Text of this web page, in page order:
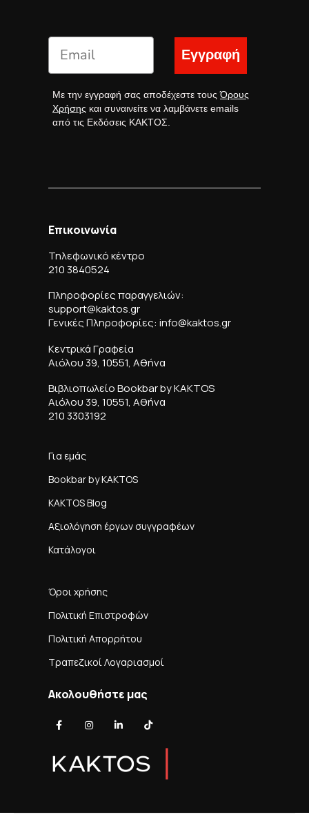
Εγγραφή
Με την εγγραφή σας αποδέχεστε τουςΌρους
Χρήσης και συναινείτε να λαμβάνετε emails
από τις Εκδόσεις ΚΑΚΤΟΣ.
Επικοινωνία
Τηλεφωνικό κέντρο
210 3840524
Πληροφορίες παραγγελιών:
support@kaktos.gr
Γενικές Πληροφορίες: info@kaktos.gr
Κεντρικά Γραφεία
Αιόλου 39, 10551, Αθήνα
Βιβλιοπωλείο Bookbar by KAKTOS
Αιόλου 39, 10551, Αθήνα
210 3303192
Για εμάς
Bookbar by KAKTOS
KAKTOS Blog
Αξιολόγηση έργων συγγραφέων
Κατάλογοι
Όροι χρήσης
Πολιτική Επιστροφών
Πολιτική Απορρήτου
Τραπεζικοί Λογαριασμοί
Ακολουθήστε μας